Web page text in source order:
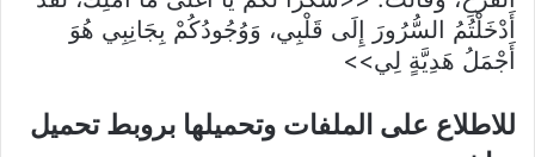
أَدْخَلْتُمُ السُّرُورَ إِلَى قَلْبِي، وَوُجُودُكُمْ بِجَانِبِي هُوَ
أَجْمَلُ هَدِيَّةٍ لِي>>
للاطلاع على الملفات وتحميلها بروبط تحميل